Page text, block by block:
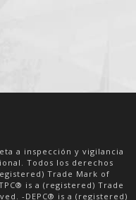
a inspección y vigilancia
Todos los derechos
Trade Mark of
is a (registered) Trade
-DEPC® is a (registered)